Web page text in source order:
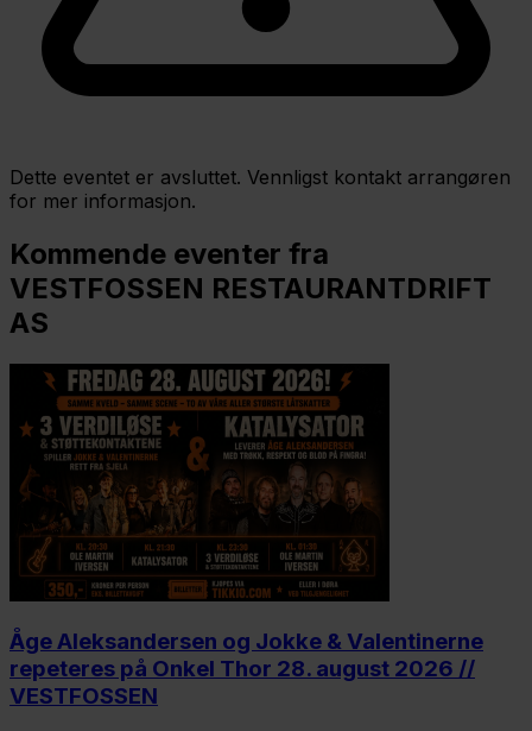
Dette eventet er avsluttet. Vennligst kontakt arrangøren
for mer informasjon.
Kommende eventer fra
VESTFOSSEN RESTAURANTDRIFT
AS
Åge Aleksandersen og Jokke & Valentinerne
repeteres på Onkel Thor 28. august 2026 //
VESTFOSSEN